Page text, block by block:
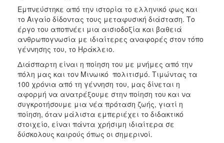
Εμπνεύστηκε από την ιστορία το ελληνικό φως και
το Αιγαίο δίδοντας τους μεταφυσική διάσταση. Το
έργο του αποπνέει μια αισιοδοξία και βαθειά
ανθρωπογνωσία με ιδιαίτερες αναφορές στον τόπο
γέννησης του, το Ηράκλειο.
Διάσπαρτη είναι η ποίηση του με μνήμες από την
πόλη μας και τον Μινωικό πολιτισμό. Τιμώντας τα
100 χρόνια από τη γέννηση του, μας δίνεται η
αφορμή να ανατρέξουμε στην ποίηση του και να
συγκροτήσουμε μια νέα πρόταση ζωής, γιατί η
ποίηση, όταν μάλιστα εμπεριέχει το διδακτικό
στοιχείο, είναι πάντα χρήσιμη ιδιαίτερα σε
δύσκολους καιρούς όπως οι σημερινοί.